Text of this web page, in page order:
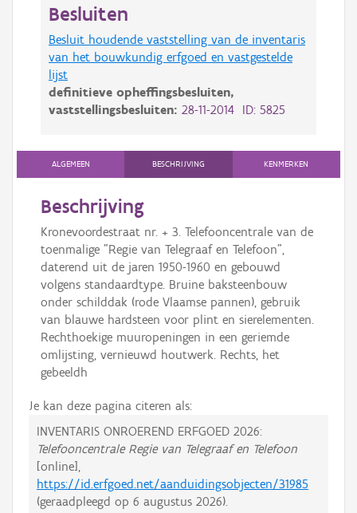
Besluiten
Besluit houdende vaststelling van de inventaris
van het bouwkundig erfgoed en vastgestelde
lijst
definitieve opheffingsbesluiten,
vaststellingsbesluiten: 28-11-2014 ID: 5825
ALGEMEEN BESCHRIJVING KENMERKEN
Beschrijving
Kronevoordestraat nr. + 3. Telefooncentrale van de
toenmalige "Regie van Telegraaf en Telefoon",
daterend uit de jaren 1950-1960 en gebouwd
volgens standaardtype. Bruine baksteenbouw
onder schilddak (rode Vlaamse pannen), gebruik
van blauwe hardsteen voor plint en sierelementen.
Rechthoekige muuropeningen in een geriemde
omlijsting, vernieuwd houtwerk. Rechts, het
gebeeldh
Je kan deze pagina citeren als:
INVENTARIS ONROEREND ERFGOED 2026:
Telefooncentrale Regie van Telegraaf en Telefoon
[online],
https://id.erfgoed.net/aanduidingsobjecten/31985
(geraadpleegd op 6 augustus 2026).